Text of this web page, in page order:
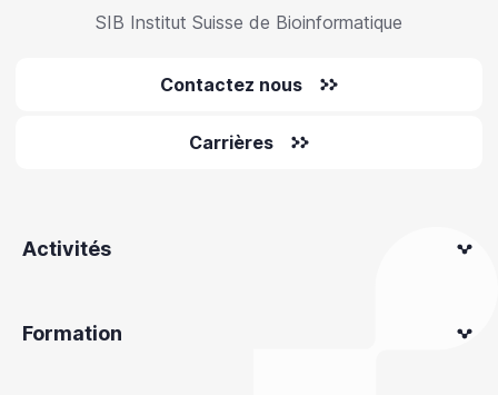
SIB Institut Suisse de Bioinformatique
Contactez nous
Carrières
Activités
Formation